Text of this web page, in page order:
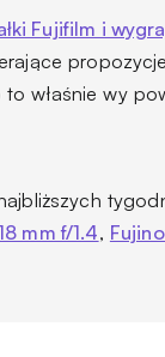
Fujifilm i
właśnie wy
mm f/1.4,